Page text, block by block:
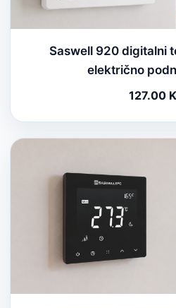
Saswell 920 digitalni
električno
127.00